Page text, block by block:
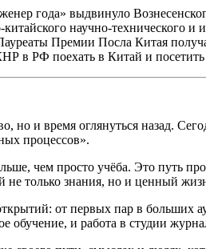
года» выдвинуло
китайского научно-технического
Премии Посла Китая
в РФ поехать в Китай и
но и время оглянуться назад.
процессов».
чем просто учёба. Это путь
не только знания, но и ценный
от первых пар в больших
обучение, и работа в студии